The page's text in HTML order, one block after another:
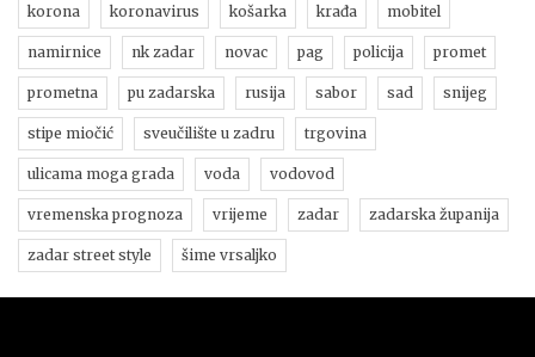
korona koronavirus košarka krađa mobitel
namirnice nk zadar novac pag policija promet
prometna pu zadarska rusija sabor sad snijeg
stipe miočić sveučilište u zadru trgovina
ulicama moga grada voda vodovod
vremenska prognoza vrijeme zadar zadarska županija
zadar street style šime vrsaljko